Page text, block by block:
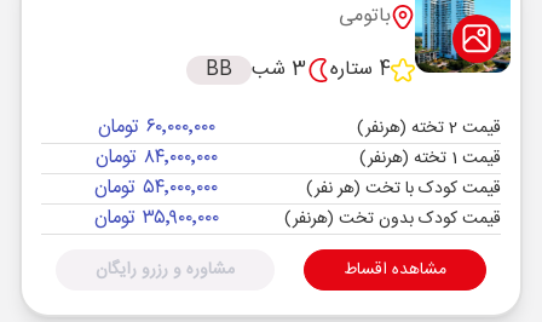
باتومی
4 ستاره
3 شب BB
قیمت 2 تخته (هرنفر) ۶۰٬۰۰۰٬۰۰۰ تومان
قیمت 1 تخته (هرنفر) ۸۴٬۰۰۰٬۰۰۰ تومان
قیمت کودک با تخت (هر نفر) ۵۴٬۰۰۰٬۰۰۰ تومان
قیمت کودک بدون تخت (هرنفر) ۳۵٬۹۰۰٬۰۰۰ تومان
مشاهده اقساط مشاوره و رزرو رایگان